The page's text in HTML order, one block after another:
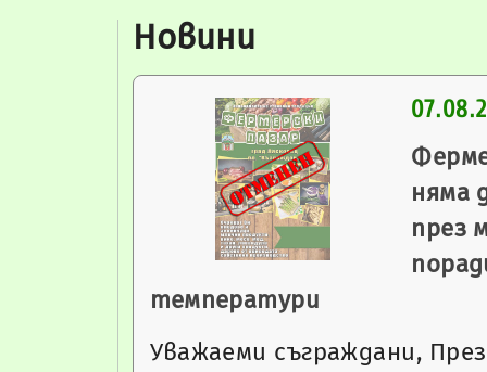
Новини
няма
през
температури
Уважаеми съграждани,